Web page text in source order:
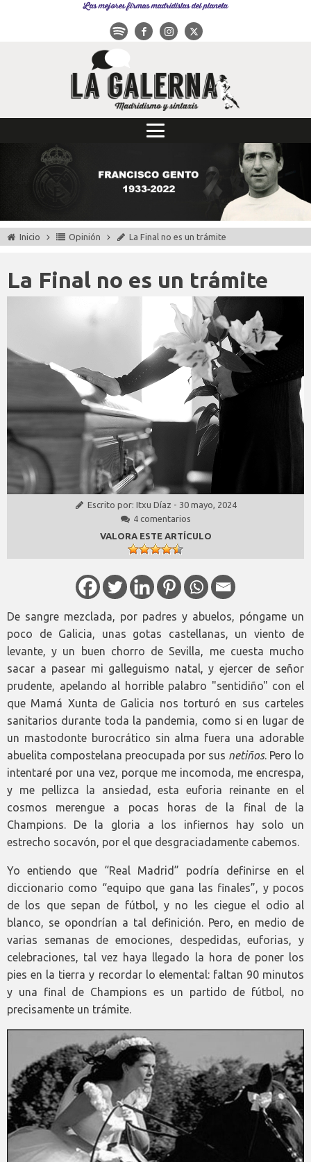
Las mejores firmas madridistas del planeta
Inicio Opinión La Final no es un trámite
La Final no es un trámite
Escrito por: Itxu Díaz - 30 mayo, 2024
4 comentarios
VALORA ESTE ARTÍCULO
De sangre mezclada, por padres y abuelos, póngame un
poco de Galicia, unas gotas castellanas, un viento de
levante, y un buen chorro de Sevilla, me cuesta mucho
sacar a pasear mi galleguismo natal, y ejercer de señor
prudente, apelando al horrible palabro "sentidiño" con el
que Mamá Xunta de Galicia nos torturó en sus carteles
sanitarios durante toda la pandemia, como si en lugar de
un mastodonte burocrático sin alma fuera una adorable
abuelita compostelana preocupada por sus netiños. Pero lo
intentaré por una vez, porque me incomoda, me encrespa,
y me pellizca la ansiedad, esta euforia reinante en el
cosmos merengue a pocas horas de la final de la
Champions. De la gloria a los infiernos hay solo un
estrecho socavón, por el que desgraciadamente cabemos.
Yo entiendo que “Real Madrid” podría definirse en el
diccionario como “equipo que gana las finales”, y pocos
de los que sepan de fútbol, y no les ciegue el odio al
blanco, se opondrían a tal definición. Pero, en medio de
varias semanas de emociones, despedidas, euforias, y
celebraciones, tal vez haya llegado la hora de poner los
pies en la tierra y recordar lo elemental: faltan 90 minutos
y una final de Champions es un partido de fútbol, no
precisamente un trámite.